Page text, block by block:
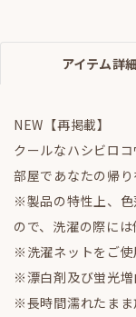
アイテム詳細
NEW【再掲載】
クールなハシビロ
部屋であなたの帰
※製品の特性上、色
ので、洗濯の際には
※洗濯ネットをご使
※漂白剤及び蛍光増
※長時間濡れたまま